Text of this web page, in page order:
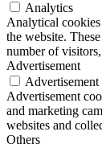
Analytics
Analytical
the website.
number of
Advertisement
Advertisement
Advertisement
and marketing
websites and
Others